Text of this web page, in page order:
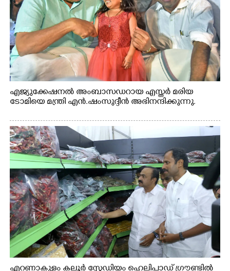
എജ്യുക്കേഷനൽ അംബാസഡറായ എസ്തർ മരിയ
ടോമിയെ മന്ത്രി എൻ.ഷംസുദ്ദീൻ അഭിനന്ദിക്കുന്നു.
എറണാകുളം കലൂർ സ്റ്റേഡിയം ഹെലിപാഡ് ഗ്രൗണ്ടിൽ